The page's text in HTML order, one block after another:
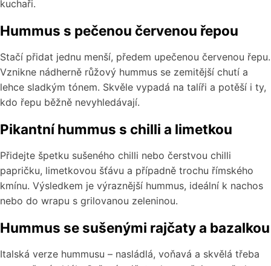
kuchaři.
Hummus s pečenou červenou řepou
Stačí přidat jednu menší, předem upečenou červenou řepu.
Vznikne nádherně růžový hummus se zemitější chutí a
lehce sladkým tónem. Skvěle vypadá na talíři a potěší i ty,
kdo řepu běžně nevyhledávají.
Pikantní hummus s chilli a limetkou
Přidejte špetku sušeného chilli nebo čerstvou chilli
papričku, limetkovou šťávu a případně trochu římského
kmínu. Výsledkem je výraznější hummus, ideální k nachos
nebo do wrapu s grilovanou zeleninou.
Hummus se sušenými rajčaty a bazalkou
Italská verze hummusu – nasládlá, voňavá a skvělá třeba